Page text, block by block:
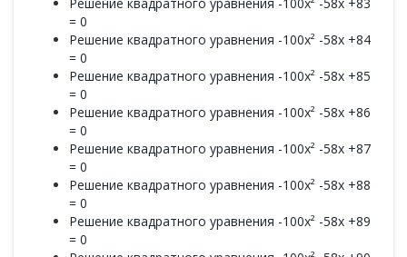
= 0
Решение квадратного уравнения -100x² -58x +84
= 0
Решение квадратного уравнения -100x² -58x +85
= 0
Решение квадратного уравнения -100x² -58x +86
= 0
Решение квадратного уравнения -100x² -58x +87
= 0
Решение квадратного уравнения -100x² -58x +88
= 0
Решение квадратного уравнения -100x² -58x +89
= 0